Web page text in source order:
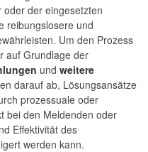
der eingesetzten
reibungslosere und
Um den Prozess
auf Grundlage der
und weitere
darauf ab, Lösungsansätze
prozessuale oder
bei den Meldenden oder
Effektivität des
werden kann.